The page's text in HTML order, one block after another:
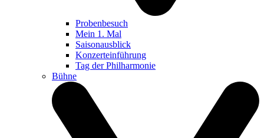
Probenbesuch
Mein 1. Mal
Saisonausblick
Konzerteinführung
Tag der Philharmonie
Bühne